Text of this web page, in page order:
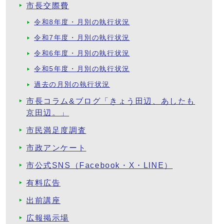
市長交際費
令和8年度・月別の執行状況
令和7年度・月別の執行状況
令和6年度・月別の執行状況
令和5年度・月別の執行状況
過去の月別の執行状況
市長コラム&ブログ「きょう田辺、あしたも
京田辺。」
市民満足度調査
市政アンケート
市公式SNS（Facebook・X・LINE）
有料広告
出前講座
広報掲示場